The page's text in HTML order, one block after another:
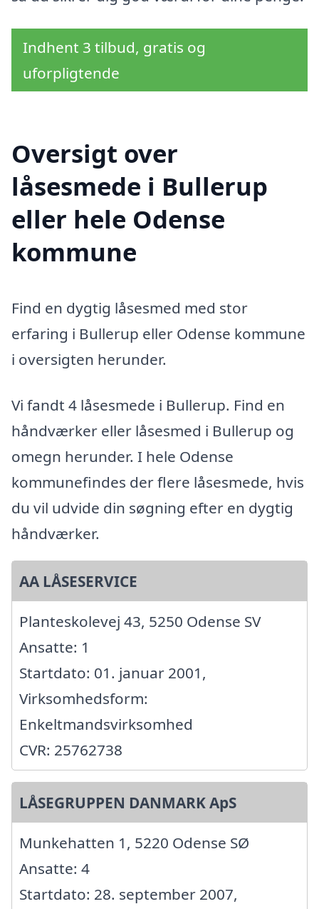
Indhent 3 tilbud, gratis og
uforpligtende
Oversigt over
låsesmede i Bullerup
eller hele Odense
kommune
Find en dygtig låsesmed med stor
erfaring i Bullerup eller Odense kommune
i oversigten herunder.
Vi fandt 4 låsesmede i Bullerup. Find en
håndværker eller låsesmed i Bullerup og
omegn herunder. I hele Odense
kommunefindes der flere låsesmede, hvis
du vil udvide din søgning efter en dygtig
håndværker.
AA LÅSESERVICE
Planteskolevej 43, 5250 Odense SV
Ansatte: 1
Startdato: 01. januar 2001,
Virksomhedsform:
Enkeltmandsvirksomhed
CVR: 25762738
LÅSEGRUPPEN DANMARK ApS
Munkehatten 1, 5220 Odense SØ
Ansatte: 4
Startdato: 28. september 2007,